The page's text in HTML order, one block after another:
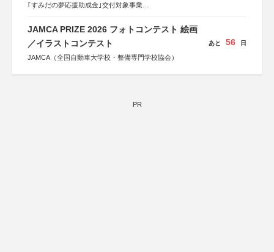
｢すみだの夢応援助成金｣交付対象事業
JAMCA PRIZE 2026 フォトコンテスト 絵画
／イラストコンテスト
JAMCA（全国自動車大学校・整備専門学校協会）
あと 56 日
PR